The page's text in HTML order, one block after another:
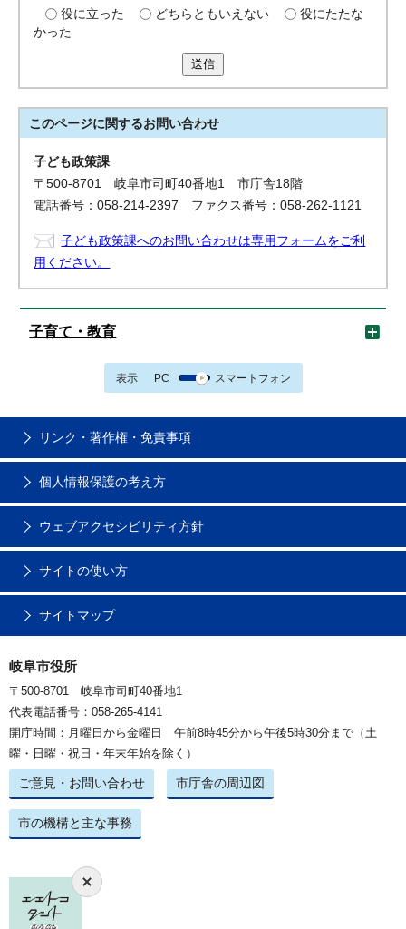
役に立った
どちらともいえない
役にたたな
かった
送信
このページに関するお問い合わせ
子ども政策課
〒500-8701 岐阜市司町40番地1 市庁舎18階
電話番号：058-214-2397 ファクス番号：058-262-1121
子ども政策課へのお問い合わせは専用フォームをご利
用ください。
子育て・教育
表示 PC スマートフォン
リンク・著作権・免責事項
個人情報保護の考え方
ウェブアクセシビリティ方針
サイトの使い方
サイトマップ
岐阜市役所
〒500-8701 岐阜市司町40番地1
代表電話番号：058-265-4141
開庁時間：月曜日から金曜日 午前8時45分から午後5時30分まで（土
曜・日曜・祝日・年末年始を除く）
ご意見・お問い合わせ 市庁舎の周辺図
市の機構と主な事務